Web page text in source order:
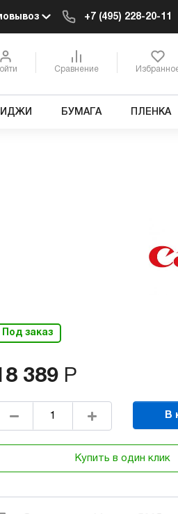
+7 (495) 228-20-11
Сравнение
БУМАГА ПЛЕНКА
Под заказ
389 Р
В
Купить в один клик